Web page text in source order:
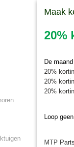
Spie
en MR
Spie
Spie
Maak
20%
De
20%
20%
20%
Loop
MTP